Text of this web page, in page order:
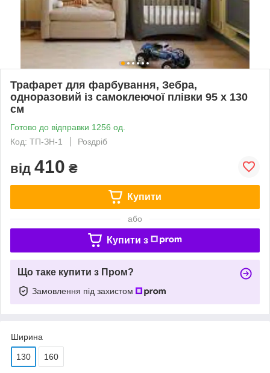
Трафарет для фарбування, Зебра,
одноразовий із самоклеючої плівки 95 х 130
см
Готово до відправки 1256 од.
Код: ТП-ЗН-1
Роздріб
від 410 ₴
Купити
або
Купити з
Що таке купити з Пром?
Замовлення під захистом
Ширина
130 160